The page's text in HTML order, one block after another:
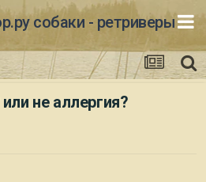
собаки - ретриверы
не аллергия?